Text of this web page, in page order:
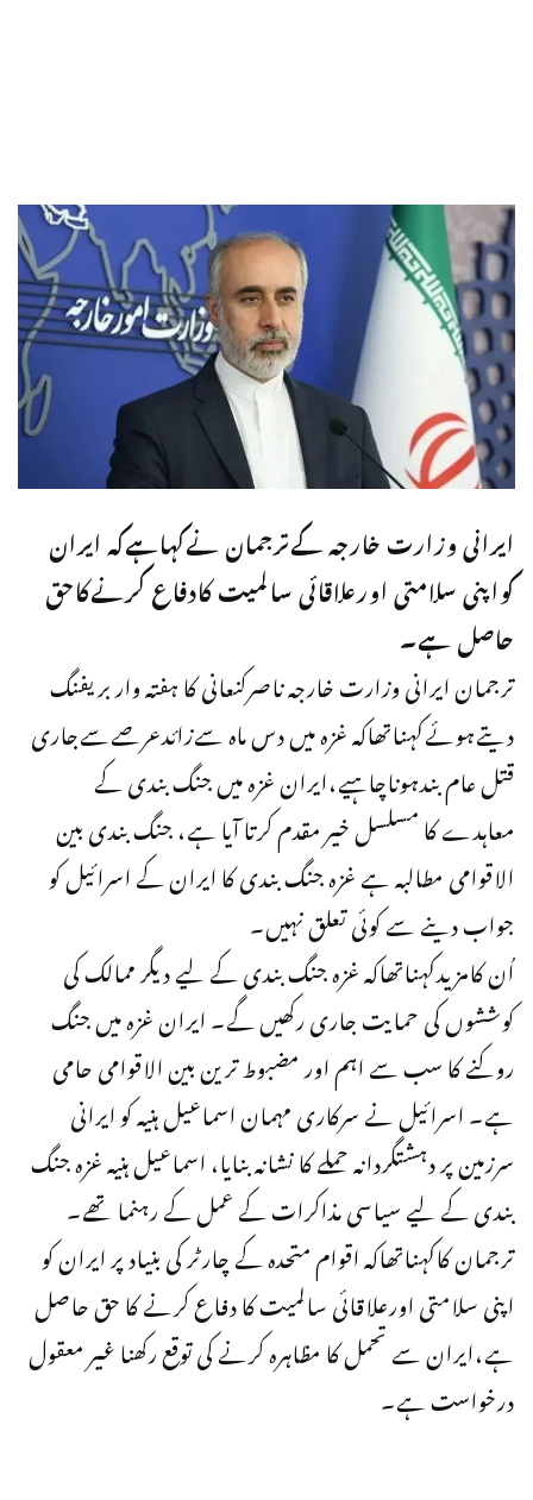
ایرانی وزارت خارجہ کےترجمان نےکہاہےکہ ایران
کواپنی سلامتی اورعلاقائی سالمیت کادفاع کرنےکاحق
حاصل ہے۔
ترجمان ایرانی وزارت خارجہ ناصرکنعانی کا ہفتہ وار بریفنگ
دیتےہوئےکہناتھاکہ غزہ میں دس ماہ سےزائدعرصےسےجاری
قتل عام بندہوناچاہیے،ایران غزہ میں جنگ بندی کے
معاہدے کا مسلسل خیر مقدم کرتا آیا ہے، جنگ بندی بین
الاقوامی مطالبہ ہے غزہ جنگ بندی کا ایران کے اسرائیل کو
جواب دینے سے کوئی تعلق نہیں۔
اُن کامزیدکہناتھاکہ غزہ جنگ بندی کے لیے دیگر ممالک کی
کوششوں کی حمایت جاری رکھیں گے۔ ایران غزہ میں جنگ
روکنے کا سب سے اہم اور مضبوط ترین بین الاقوامی حامی
ہے۔ اسرائیل نے سرکاری مہمان اسماعیل ہنیہ کو ایرانی
سرزمین پر دہشتگردانہ حملے کا نشانہ بنایا، اسماعیل ہنیہ غزہ جنگ
بندی کے لیے سیاسی مذاکرات کے عمل کے رہنما تھے۔
ترجمان کاکہناتھاکہ اقوام متحدہ کے چارٹر کی بنیاد پر ایران کو
اپنی سلامتی اورعلاقائی سالمیت کا دفاع کرنے کا حق حاصل
ہے،ایران سے تحمل کا مظاہرہ کرنے کی توقع رکھنا غیر معقول
درخواست ہے۔